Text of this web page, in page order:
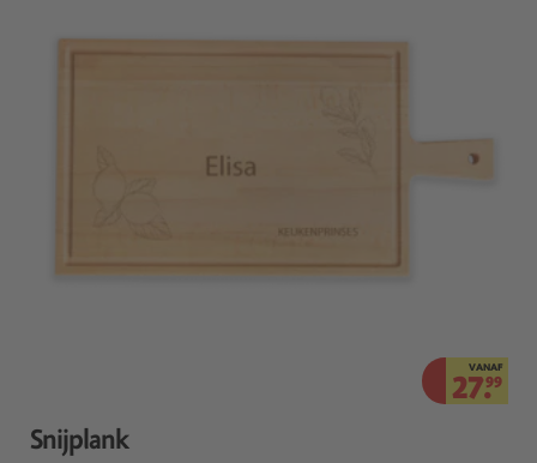
VANAF
27.99
Snijplank